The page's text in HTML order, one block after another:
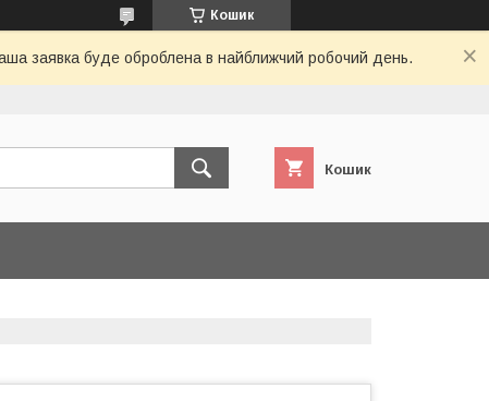
Кошик
заявка буде оброблена в найближчий робочий день.
Кошик